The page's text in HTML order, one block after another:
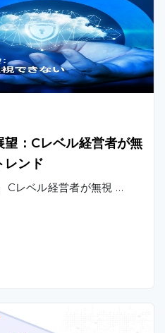
：Cレベル経営者が無
レンド
Cレベル経営者が無視 …